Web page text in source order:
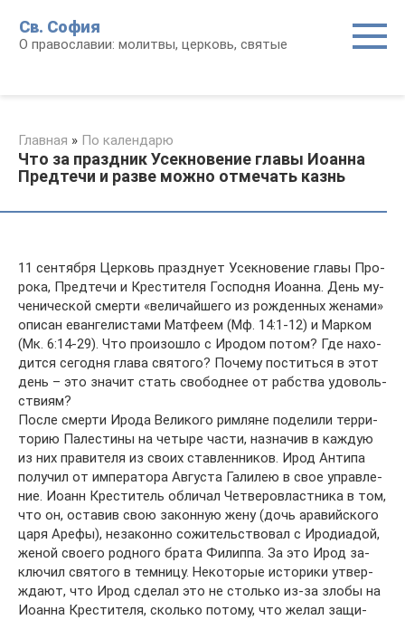
контенту
Св. София
О православии: молитвы, церковь, святые
Главная » По календарю
Что за праздник Усекновение главы Иоанна
Предтечи и разве можно отмечать казнь
11 сен­тяб­ря Цер­ковь празд­ну­ет Усек­но­ве­ние гла­вы Про­
ро­ка, Пред­те­чи и Кре­сти­те­ля Гос­под­ня Иоан­на. День му­
че­ни­че­ской смер­ти «ве­ли­чай­ше­го из рож­ден­ных же­на­ми»
опи­сан еван­ге­ли­ста­ми Мат­фе­ем (Мф. 14:1-12) и Мар­ком
(Мк. 6:14-29). Что про­изо­шло с Иро­дом по­том? Где на­хо­
дит­ся се­го­дня гла­ва свя­то­го? По­че­му по­стить­ся в этот
день – это зна­чит стать сво­бод­нее от раб­ства удо­воль­
стви­ям?
По­сле смер­ти Иро­да Ве­ли­ко­го рим­ляне по­де­ли­ли тер­ри­
то­рию Па­ле­сти­ны на че­ты­ре ча­сти, на­зна­чив в каж­дую
из них пра­ви­те­ля из сво­их став­лен­ни­ков. Ирод Ан­ти­па
по­лу­чил от им­пе­ра­то­ра Ав­гу­ста Га­ли­лею в свое управ­ле­
ние. Иоанн Кре­сти­тель об­ли­чал Чет­ве­ро­власт­ни­ка в том,
что он, оста­вив свою за­кон­ную же­ну (дочь ара­вий­ско­го
ца­ря Аре­фы), неза­кон­но со­жи­тель­ство­вал с Иро­ди­а­дой,
же­ной сво­е­го род­но­го бра­та Филип­па. За это Ирод за­
клю­чил свя­то­го в тем­ни­цу. Неко­то­рые ис­то­ри­ки утвер­
жда­ют, что Ирод сде­лал это не столь­ко из-за зло­бы на
Иоан­на Кре­сти­те­ля, сколь­ко по­то­му, что же­лал за­щи­